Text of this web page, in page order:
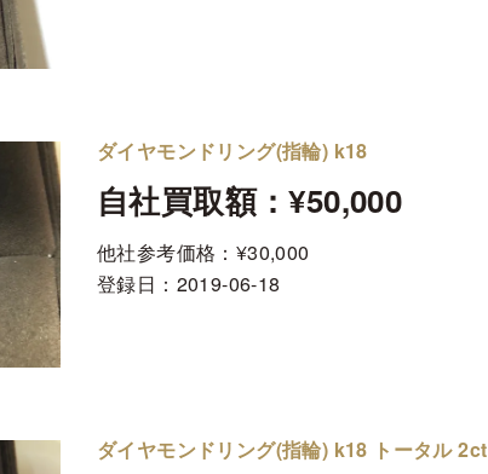
ダイヤモンドリング(指輪) k18
自社買取額：¥50,000
他社参考価格：¥30,000
登録日： 2019-06-18
ダイヤモンドリング(指輪) k18 トータル 2ct